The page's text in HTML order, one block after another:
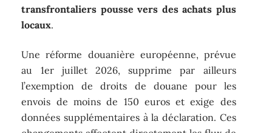
transfrontaliers pousse vers des achats plus
locaux.
Une réforme douanière européenne, prévue
au 1er juillet 2026, supprime par ailleurs
l’exemption de droits de douane pour les
envois de moins de 150 euros et exige des
données supplémentaires à la déclaration. Ces